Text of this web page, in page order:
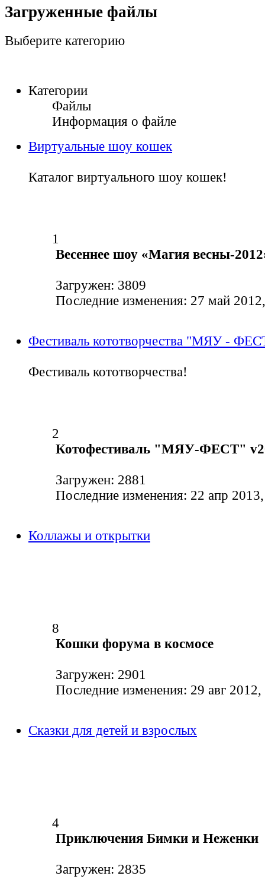
Загруженные файлы
Выберите категорию
Категории
Файлы
Информация о файле
Виртуальные шоу кошек
Каталог виртуального шоу кошек!
1
Весеннее шоу «Магия весны-
Загружен: 3809
Последние изменения: 27 май
Фестиваль кототворчества "МЯУ -
Фестиваль кототворчества!
2
Котофестиваль "МЯУ-ФЕСТ"
Загружен: 2881
Последние изменения: 22 апр
Коллажы и открытки
8
Кошки форума в космосе
Загружен: 2901
Последние изменения: 29 авг
Сказки для детей и взрослых
4
Приключения Бимки и Неженки
Загружен: 2835